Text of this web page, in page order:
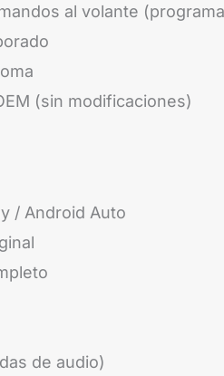
al volante
(sin modificaciones)
/ Android Auto
de audio)